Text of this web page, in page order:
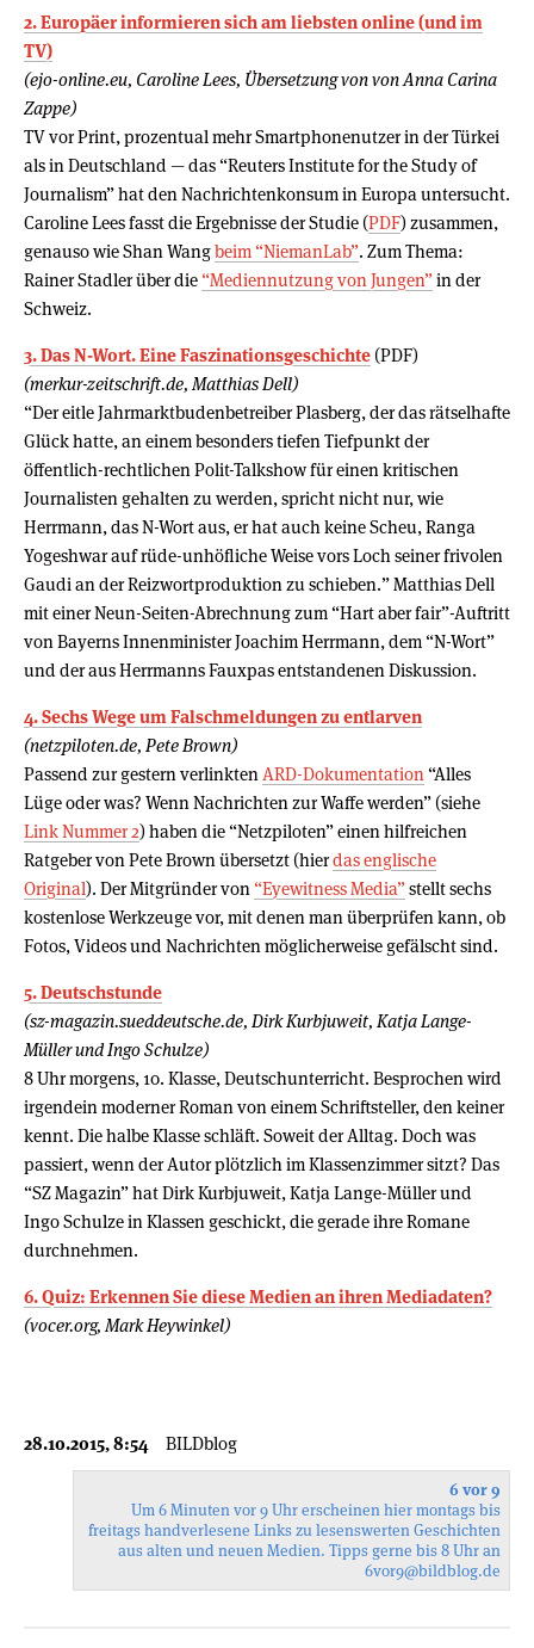
2. Europäer informieren sich am liebsten online (und im
TV)
(ejo-online.eu, Caroline Lees, Übersetzung von von Anna Carina
Zappe)
TV vor Print, prozentual mehr Smartphonenutzer in der Türkei
als in Deutschland — das “Reuters Institute for the Study of
Journalism” hat den Nachrichtenkonsum in Europa untersucht.
Caroline Lees fasst die Ergebnisse der Studie (PDF) zusammen,
genauso wie Shan Wangbeim “NiemanLab”. Zum Thema:
Rainer Stadler über die “Mediennutzung von Jungen”in der
Schweiz.
3. Das N-Wort. Eine Faszinationsgeschichte (PDF)
(merkur-zeitschrift.de, Matthias Dell)
“Der eitle Jahrmarktbudenbetreiber Plasberg, der das rätselhafte
Glück hatte, an einem besonders tiefen Tiefpunkt der
öffentlich-rechtlichen Polit-Talkshow für einen kritischen
Journalisten gehalten zu werden, spricht nicht nur, wie
Herrmann, das N-Wort aus, er hat auch keine Scheu, Ranga
Yogeshwar auf rüde-unhöfliche Weise vors Loch seiner frivolen
Gaudi an der Reizwortproduktion zu schieben.” Matthias Dell
mit einer Neun-Seiten-Abrechnung zum “Hart aber fair”-Auftritt
von Bayerns Innenminister Joachim Herrmann, dem “N-Wort”
und der aus Herrmanns Fauxpas entstandenen Diskussion.
4. Sechs Wege um Falschmeldungen zu entlarven
(netzpiloten.de, Pete Brown)
Passend zur gestern verlinkten ARD-Dokumentation “Alles
Lüge oder was? Wenn Nachrichten zur Waffe werden” (siehe
Link Nummer 2) haben die “Netzpiloten” einen hilfreichen
Ratgeber von Pete Brown übersetzt (hierdas englische
Original). Der Mitgründer von “Eyewitness Media”stellt sechs
kostenlose Werkzeuge vor, mit denen man überprüfen kann, ob
Fotos, Videos und Nachrichten möglicherweise gefälscht sind.
5. Deutschstunde
(sz-magazin.sueddeutsche.de, Dirk Kurbjuweit, Katja Lange-
Müller und Ingo Schulze)
8 Uhr morgens, 10. Klasse, Deutschunterricht. Besprochen wird
irgendein moderner Roman von einem Schriftsteller, den keiner
kennt. Die halbe Klasse schläft. Soweit der Alltag. Doch was
passiert, wenn der Autor plötzlich im Klassenzimmer sitzt? Das
“SZ Magazin” hat Dirk Kurbjuweit, Katja Lange-Müller und
Ingo Schulze in Klassen geschickt, die gerade ihre Romane
durchnehmen.
6. Quiz: Erkennen Sie diese Medien an ihren Mediadaten?
(vocer.org, Mark Heywinkel)
28.10.2015, 8:54 BILDblog
6 vor 9
Um 6 Minuten vor 9 Uhr erscheinen hier montags bis
freitags handverlesene Links zu lesenswerten Geschichten
aus alten und neuen Medien. Tipps gerne bis 8 Uhr an
6vor9@bildblog.de